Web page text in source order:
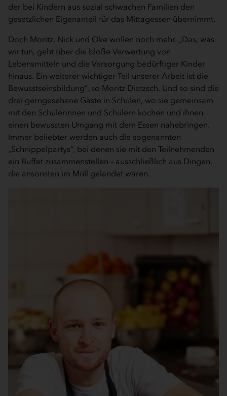
der bei Kindern aus sozial schwachen Familien den
gesetzlichen Eigenanteil für das Mittagessen übernimmt.
Doch Moritz, Nick und Oke wollen noch mehr. „Das, was
wir tun, geht über die bloße Verwertung von
Lebensmitteln und die Versorgung bedürftiger Kinder
hinaus. Ein weiterer wichtiger Teil unserer Arbeit ist die
Bewusstseinsbildung“, so Moritz Dietzsch. Und so sind die
drei gerngesehene Gäste in Schulen, wo sie gemeinsam
mit den Schülerinnen und Schülern kochen und ihnen
einen bewussten Umgang mit dem Essen nahebringen.
Immer beliebter werden auch die sogenannten
„Schnippelpartys“, bei denen sie mit den Teilnehmenden
ein Buffet zusammenstellen – ausschließlich aus Dingen,
die ansonsten im Müll gelandet wären.